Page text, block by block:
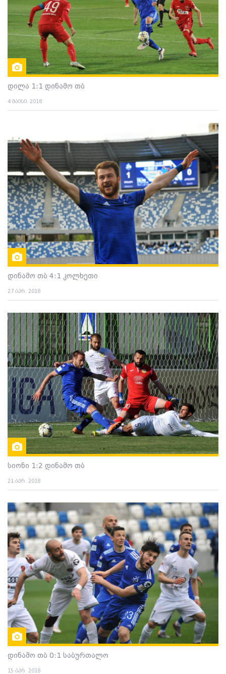
დილა 1:1 დინამო თბ
4 მაისი. 2018
დინამო თბ 4:1 კოლხეთი
27 აპრ. 2018
სიონი 1:2 დინამო თბ
21 აპრ. 2018
დინამო თბ 0:1 საბურთალო
15 აპრ. 2018